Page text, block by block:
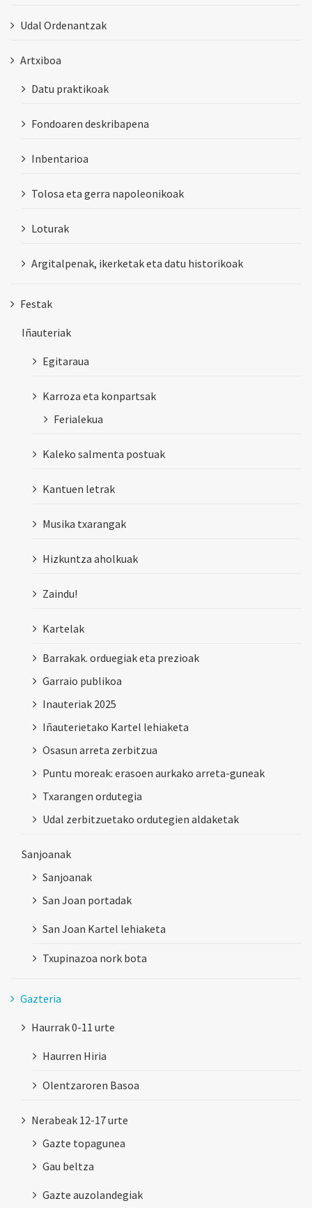
Udal Ordenantzak
Artxiboa
Datu praktikoak
Fondoaren deskribapena
Inbentarioa
Tolosa eta gerra napoleonikoak
Loturak
Argitalpenak, ikerketak eta datu historikoak
Festak
Iñauteriak
Egitaraua
Karroza eta konpartsak
Ferialekua
Kaleko salmenta postuak
Kantuen letrak
Musika txarangak
Hizkuntza aholkuak
Zaindu!
Kartelak
Barrakak. orduegiak eta prezioak
Garraio publikoa
Inauteriak 2025
Iñauterietako Kartel lehiaketa
Osasun arreta zerbitzua
Puntu moreak: erasoen aurkako arreta-guneak
Txarangen ordutegia
Udal zerbitzuetako ordutegien aldaketak
Sanjoanak
Sanjoanak
San Joan portadak
San Joan Kartel lehiaketa
Txupinazoa nork bota
Gazteria
Haurrak 0-11 urte
Haurren Hiria
Olentzaroren Basoa
Nerabeak 12-17 urte
Gazte topagunea
Gau beltza
Gazte auzolandegiak